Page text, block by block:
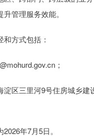
管理服务效能。
方式包括：
；
淀区三里河9号住房城乡建
年7月5日。